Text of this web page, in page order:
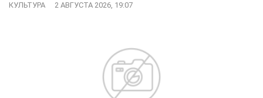
КУЛЬТУРА 2 АВГУСТА 2026, 19:07